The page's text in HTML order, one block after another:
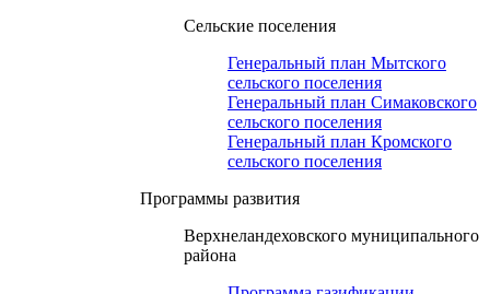
Сельские поселения
Генеральный план Мытского
сельского поселения
Генеральный план Симаковского
сельского поселения
Генеральный план Кромского
сельского поселения
Программы развития
Верхнеландеховского муниципального
района